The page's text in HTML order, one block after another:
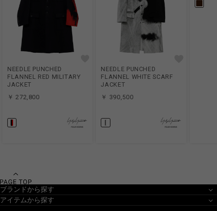
NEEDLE PUNCHED
FLANNEL RED MILITARY
JACKET
￥ 272,800
NEEDLE PUNCHED
FLANNEL WHITE SCARF
JACKET
￥ 390,500
ブランドから探す
アイテムから探す